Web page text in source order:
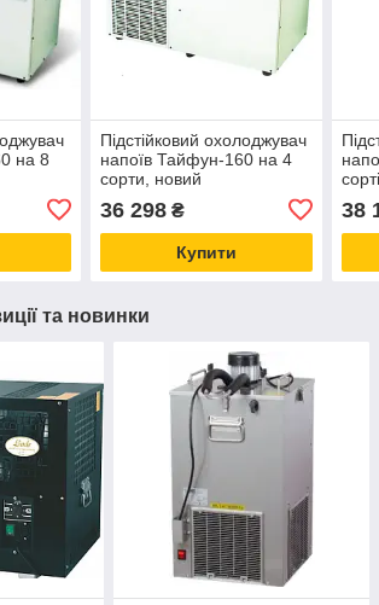
на 8
Підстійковий охолоджувач
напоїв Тайфун-160 на 4
сорти, новий
36 298₴
Купити
38
та новинки